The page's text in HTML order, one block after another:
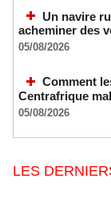
Un navire
acheminer des
05/08/2026
Comment
Centrafrique
05/08/2026
LES